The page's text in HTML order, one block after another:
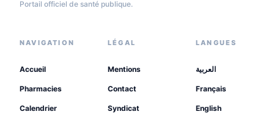
Portail officiel de santé publique.
NAVIGATION
Accueil
Pharmacies
Calendrier
LÉGAL
Mentions
Contact
Syndicat
LANGUES
العربية
Français
English